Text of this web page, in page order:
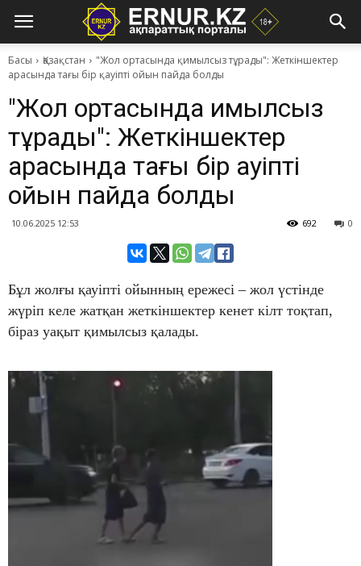
Басы Қазақстан
"Жол ортасында қимылсыз тұрады": Жеткіншектер
арасында тағы бір қауіпті ойын пайда болды
"Жол ортасында қимылсыз
тұрады": Жеткіншектер
арасында тағы бір қауіпті
ойын пайда болды
10.06.2025 12:53 0
692
Бұл жолғы қауіпті ойынның ережесі – жол үстінде
жүріп келе жатқан жеткіншектер кенет кілт тоқтап,
біраз уақыт қимылсыз қалады.